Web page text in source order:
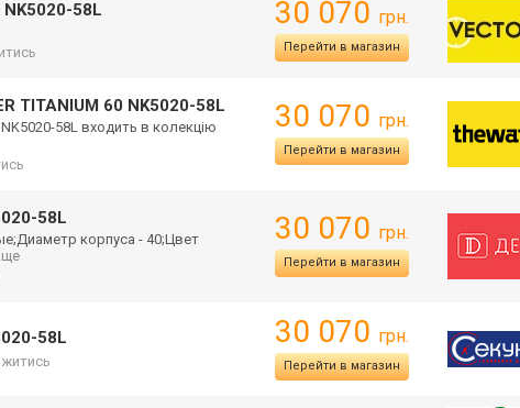
58L 30 070 грн.
Перейти в магазин
TITANIUM 60 NK5020-58L
58L входить в колекцію
30 070 грн.
Перейти в магазин
58L
корпуса - 40;Цвет
ще
30 070 грн.
Перейти в магазин
58L 30 070 грн.
Перейти в магазин